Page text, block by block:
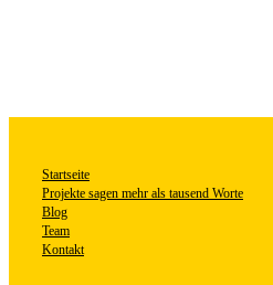
Startseite
Projekte sagen mehr als tausend Worte
Blog
Team
Kontakt